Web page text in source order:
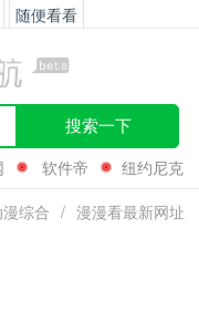
随便看看
搜索一下
软件帝
纽约尼克
综合 / 漫漫看最新网址